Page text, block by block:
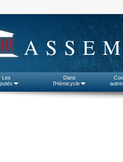
Les
Dans
l'Hémicycle